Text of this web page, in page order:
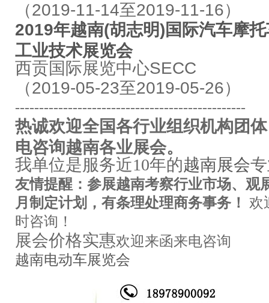
（2019-11-14至2019-11-16）
2019年越南(胡志明)国际汽车摩
工业技术展览会
西贡国际展览中心SECC
（2019-05-23至2019-05-26）
------------------------------------------------
热诚欢迎全国各行业组织机构团
电咨询越南各业展会。
我单位是服务近10年的越南展会
友情提醒：参展越南考察行业市场、观
月制定计划，有条理处理商务事务！
欢
时咨询！
展会价格实惠欢迎来函来电咨询
越南电动车展览会